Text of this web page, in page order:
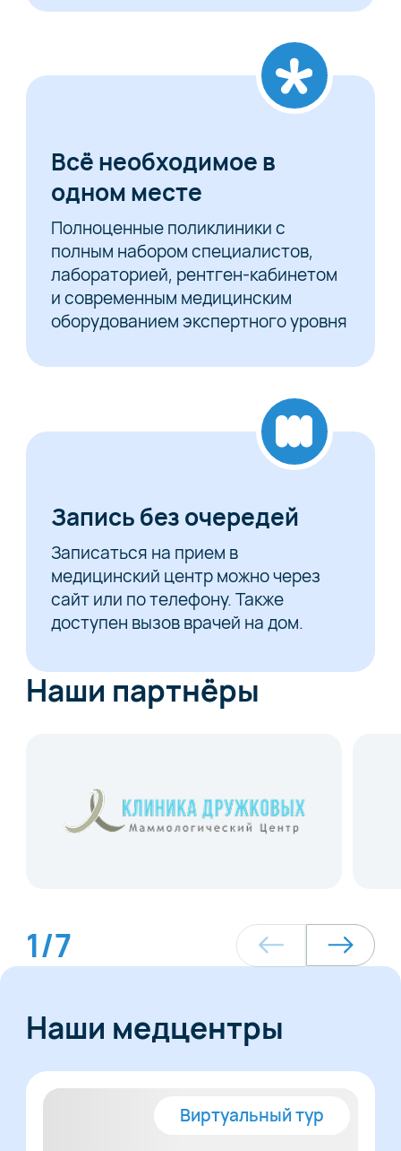
Всё необходимое в
одном месте
Полноценные поликлиники с
полным набором специалистов,
лабораторией, рентген-кабинетом
и современным медицинским
оборудованием экспертного уровня
Запись без очередей
Записаться на прием в
медицинский центр можно через
сайт или по телефону. Также
доступен вызов врачей на дом.
Наши партнёры
1/7
Наши медцентры
Виртуальный тур